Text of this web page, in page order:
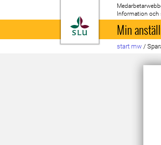
Till startsida
Information och
Min
start mw /